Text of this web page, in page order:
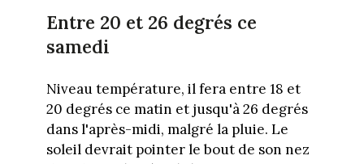
Entre 20 et 26 degrés ce
samedi
Niveau température, il fera entre 18 et
20 degrés ce matin et jusqu'à 26 degrés
dans l'après-midi, malgré la pluie. Le
soleil devrait pointer le bout de son nez